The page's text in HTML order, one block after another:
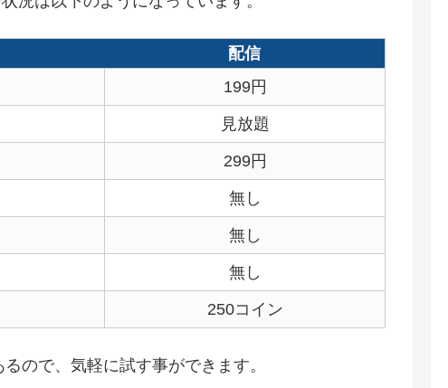
配信
199円
見放題
299円
無し
無し
無し
250コイン
るので、気軽に試す事ができます。